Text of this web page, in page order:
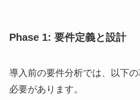
Phase 1: 要件定義と設計
導入前の要件分析では、以下
必要があります。